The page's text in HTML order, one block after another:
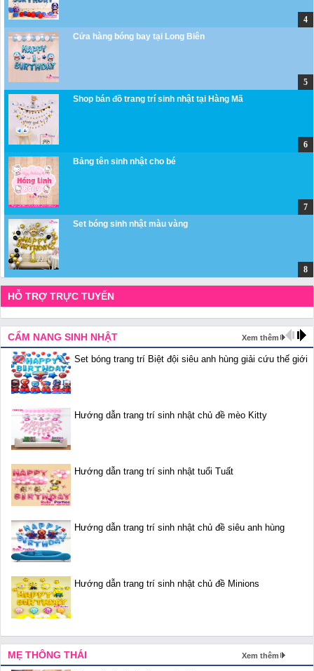
Cửa hàng bóng bay tại Long Biên
Shop bán đồ trang trí sinh nhật tại Hàng Mã
Bảng tên sinh nhật cho bé
Set bóng sinh nhật màu vàng
HỖ TRỢ TRỰC TUYẾN
CẨM NANG SINH NHẬT Xem thêm
Set bóng trang trí Biệt đội siêu anh hùng giải cứu thế giới
Hướng dẫn trang trí sinh nhật chủ đề mèo Kitty
Hướng dẫn trang trí sinh nhật tuổi Tuất
Hướng dẫn trang trí sinh nhật chủ đề siêu anh hùng
Hướng dẫn trang trí sinh nhật chủ đề Minions
MẸ THÔNG THÁI Xem thêm